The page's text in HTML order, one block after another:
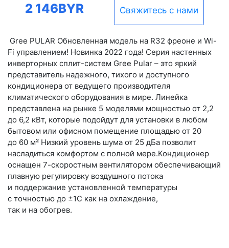
2 146BYR Свяжитесь с нами
Gree PULAR Обновленная модель на R32 фреоне и Wi-
Fi управлением! Новинка 2022 года! Серия настенных
инверторных сплит-систем Gree Pular – это яркий
представитель надежного, тихого и доступного
кондиционера от ведущего производителя
климатического оборудования в мире. Линейка
представлена на рынке 5 моделями мощностью от 2,2
до 6,2 кВт, которые подойдут для установки в любом
бытовом или офисном помещение площадью от 20
до 60 м² Низкий уровень шума от 25 дБа позволит
насладиться комфортом с полной мере.Кондиционер
оснащен 7-скоростным вентилятором обеспечивающий
плавную регулировку воздушного потока
и поддержание установленной температуры
с точностью до ±1С как на охлаждение,
так и на обогрев.